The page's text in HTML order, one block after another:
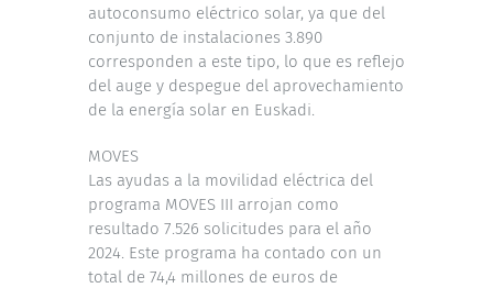
autoconsumo eléctrico solar, ya que del
conjunto de instalaciones 3.890
corresponden a este tipo, lo que es reflejo
del auge y despegue del aprovechamiento
de la energía solar en Euskadi.
MOVES
Las ayudas a la movilidad eléctrica del
programa MOVES III arrojan como
resultado 7.526 solicitudes para el año
2024. Este programa ha contado con un
total de 74,4 millones de euros de